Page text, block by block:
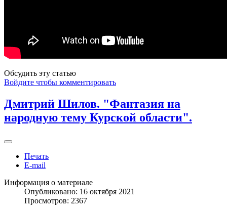
Обсудить эту статью
Войдите чтобы комментировать
Дмитрий Шилов. "Фантазия на
народную тему Курской области".
Печать
E-mail
Информация о материале
Опубликовано: 16 октября 2021
Просмотров: 2367